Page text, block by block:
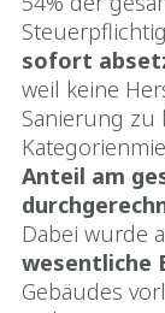
sofort
weil keine
Sanierung zu
Anteil am
Dabei wurde
wesentliche
Gebäudes